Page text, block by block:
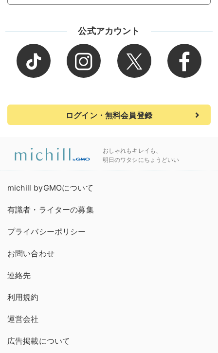
公式アカウント
ログイン・無料会員登録
おしゃれもキレイも、
明日のワタシにちょうどいい
michill byGMOについて
有識者・ライターの募集
プライバシーポリシー
お問い合わせ
連絡先
利用規約
運営会社
広告掲載について